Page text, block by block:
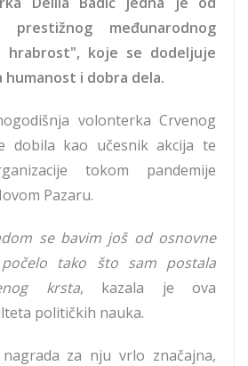
prestižnog međunarodnog
hrabrost", koje se dodeljuje
humanost i dobra dela.
volonterka Crvenog
dobila kao učesnik akcija te
tokom pandemije
Pazaru.
se bavim još od osnovne
tako što sam postala
krsta, kazala je ova
političkih nauka.
za nju vrlo značajna,